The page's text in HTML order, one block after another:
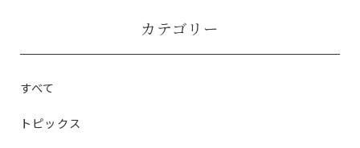
カテゴリー
すべて
トピックス